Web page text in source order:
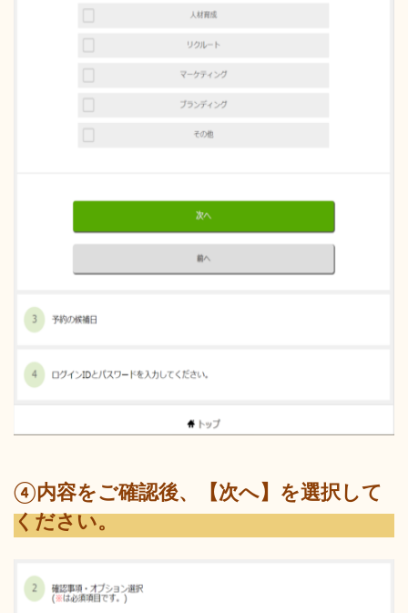
④内容をご確認後、【次へ】を選択して
ください。